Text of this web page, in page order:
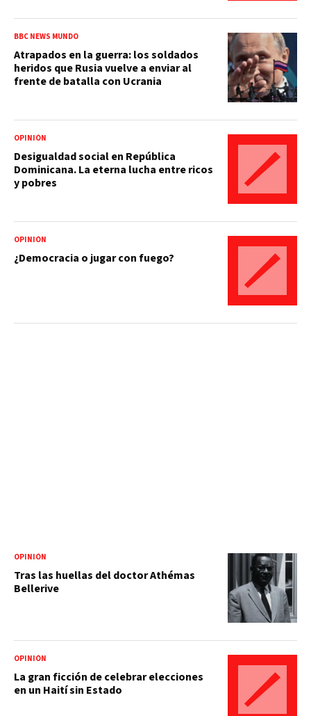
BBC NEWS MUNDO
Atrapados en la guerra: los soldados
heridos que Rusia vuelve a enviar al
frente de batalla con Ucrania
OPINIÓN
Desigualdad social en República
Dominicana. La eterna lucha entre ricos
y pobres
OPINIÓN
¿Democracia o jugar con fuego?
OPINIÓN
Tras las huellas del doctor Athémas
Bellerive
OPINIÓN
La gran ficción de celebrar elecciones
en un Haití sin Estado